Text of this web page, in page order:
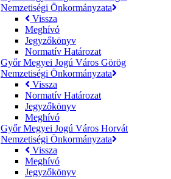
Nemzetiségi Önkormányzata
Vissza
Meghívó
Jegyzőkönyv
Normatív Határozat
Győr Megyei Jogú Város Görög
Nemzetiségi Önkormányzata
Vissza
Normatív Határozat
Jegyzőkönyv
Meghívó
Győr Megyei Jogú Város Horvát
Nemzetiségi Önkormányzata
Vissza
Meghívó
Jegyzőkönyv